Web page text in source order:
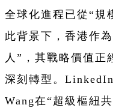
全球化進程已從“規
此背景下，香港作
人”，其戰略價值正
深刻轉型。
Wang在“超級樞紐